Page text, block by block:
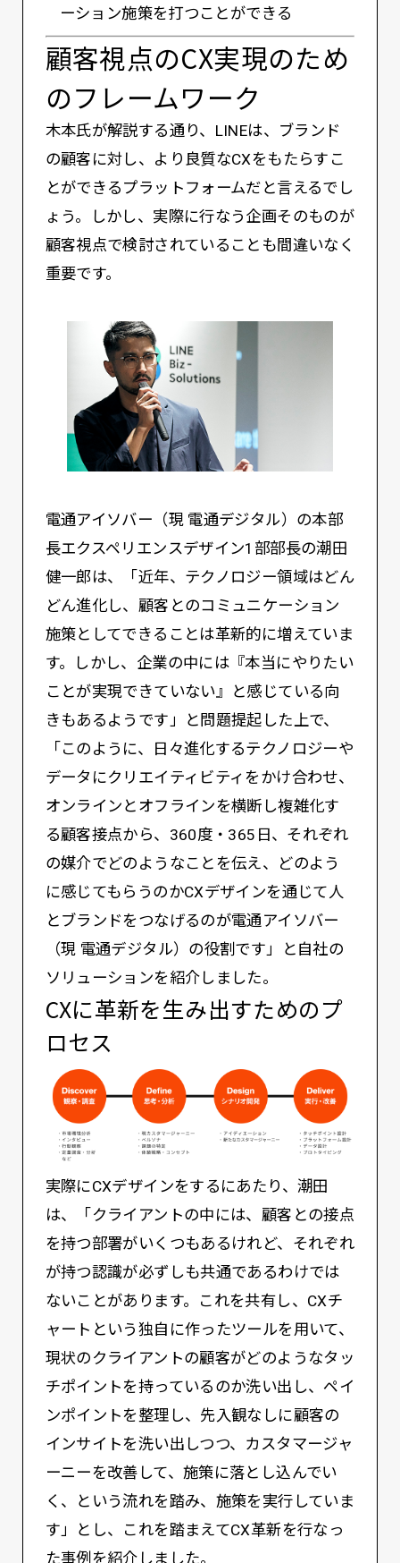
ーション施策を打つことができる
顧客視点のCX実現のため
のフレームワーク
木本氏が解説する通り、LINEは、ブランド
の顧客に対し、より良質なCXをもたらすこ
とができるプラットフォームだと言えるでし
ょう。しかし、実際に行なう企画そのものが
顧客視点で検討されていることも間違いなく
重要です。
電通アイソバー（現 電通デジタル）の本部
長エクスペリエンスデザイン1部部長の潮田
健一郎は、「近年、テクノロジー領域はどん
どん進化し、顧客とのコミュニケーション
施策としてできることは革新的に増えていま
す。しかし、企業の中には『本当にやりたい
ことが実現できていない』と感じている向
きもあるようです」と問題提起した上で、
「このように、日々進化するテクノロジーや
データにクリエイティビティをかけ合わせ、
オンラインとオフラインを横断し複雑化す
る顧客接点から、360度・365日、それぞれ
の媒介でどのようなことを伝え、どのよう
に感じてもらうのかCXデザインを通じて人
とブランドをつなげるのが電通アイソバー
（現 電通デジタル）の役割です」と自社の
ソリューションを紹介しました。
CXに革新を生み出すためのプ
ロセス
実際にCXデザインをするにあたり、潮田
は、「クライアントの中には、顧客との接点
を持つ部署がいくつもあるけれど、それぞれ
が持つ認識が必ずしも共通であるわけでは
ないことがあります。これを共有し、CXチ
ャートという独自に作ったツールを用いて、
現状のクライアントの顧客がどのようなタッ
チポイントを持っているのか洗い出し、ペイ
ンポイントを整理し、先入観なしに顧客の
インサイトを洗い出しつつ、カスタマージャ
ーニーを改善して、施策に落とし込んでい
く、という流れを踏み、施策を実行していま
す」とし、これを踏まえてCX革新を行なっ
た事例を紹介しました。